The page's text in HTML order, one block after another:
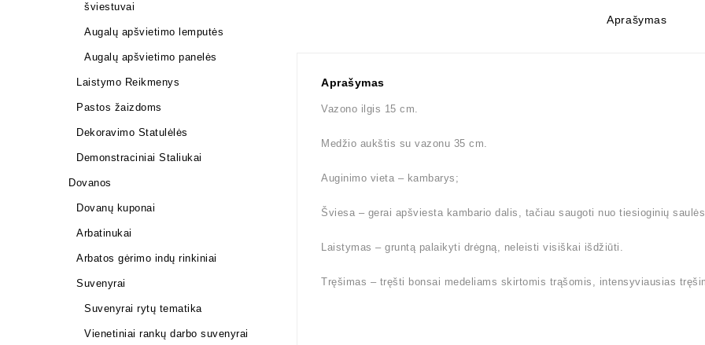
Aprašymas
Aprašymas
Vazono ilgis 15 cm.
Medžio aukštis su vazonu 35 cm.
Auginimo vieta – kambarys;
Šviesa – gerai apšviesta kambario dalis, tačiau saugoti nuo tiesioginių
Laistymas – gruntą palaikyti drėgną, neleisti visiškai išdžiūti.
Tręšimas – tręšti bonsai medeliams skirtomis trąšomis, intensyviausias
šviestuvai
Augalų apšvietimo lemputės
Augalų apšvietimo panelės
Laistymo Reikmenys
Pastos žaizdoms
Dekoravimo Statulėlės
Demonstraciniai Staliukai
Dovanos
Dovanų kuponai
Arbatinukai
Arbatos gėrimo indų rinkiniai
Suvenyrai
Suvenyrai rytų tematika
Vienetiniai rankų darbo suvenyrai